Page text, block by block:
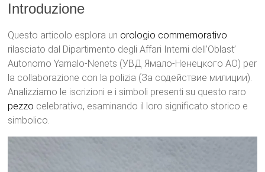
Introduzione
Questo articolo esplora un orologio commemorativo
rilasciato dal Dipartimento degli Affari Interni dell’Oblast’
Autonomo Yamalo-Nenets (УВД Ямало-Ненецкого АО) per
la collaborazione con la polizia (За содействие милиции).
Analizziamo le iscrizioni e i simboli presenti su questo raro
pezzo celebrativo, esaminando il loro significato storico e
simbolico.